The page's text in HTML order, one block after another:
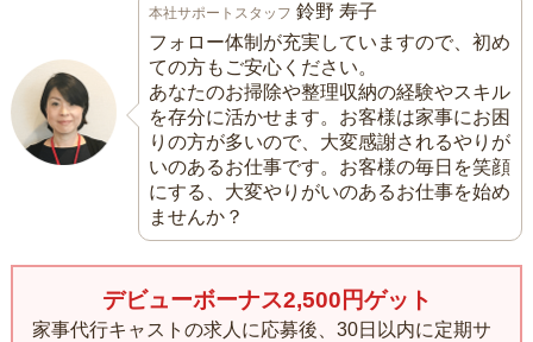
本社サポートスタッフ 鈴野 寿子
フォロー体制が充実していますので、初め
ての方もご安心ください。
あなたのお掃除や整理収納の経験やスキル
を存分に活かせます。お客様は家事にお困
りの方が多いので、大変感謝されるやりが
いのあるお仕事です。お客様の毎日を笑顔
にする、大変やりがいのあるお仕事を始め
ませんか？
デビューボーナス2,500円ゲット
家事代行キャストの求人に応募後、30日以内に定期サ